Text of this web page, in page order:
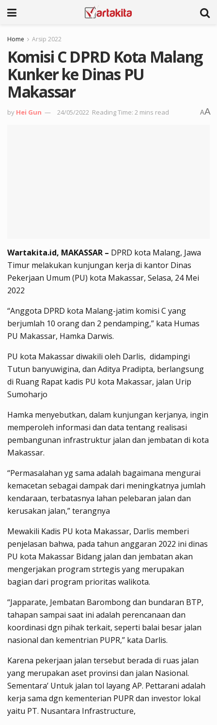
Home Arsip 2022
Komisi C DPRD Kota Malang
Kunker ke Dinas PU
Makassar
by Hei Gun 24/05/2022 Reading Time: 2 mins read AA
Wartakita.id, MAKASSAR – DPRD kota Malang, Jawa
Timur melakukan kunjungan kerja di kantor Dinas
Pekerjaan Umum (PU) kota Makassar, Selasa, 24 Mei
2022
“Anggota DPRD kota Malang-jatim komisi C yang
berjumlah 10 orang dan 2 pendamping,” kata Humas
PU Makassar, Hamka Darwis.
PU kota Makassar diwakili oleh Darlis, didampingi
Tutun banyuwigina, dan Aditya Pradipta, berlangsung
di Ruang Rapat kadis PU kota Makassar, jalan Urip
Sumoharjo
Hamka menyebutkan, dalam kunjungan kerjanya, ingin
memperoleh informasi dan data tentang realisasi
pembangunan infrastruktur jalan dan jembatan di kota
Makassar.
“Permasalahan yg sama adalah bagaimana mengurai
kemacetan sebagai dampak dari meningkatnya jumlah
kendaraan, terbatasnya lahan pelebaran jalan dan
kerusakan jalan,” terangnya
Mewakili Kadis PU kota Makassar, Darlis memberi
penjelasan bahwa, pada tahun anggaran 2022 ini dinas
PU kota Makassar Bidang jalan dan jembatan akan
mengerjakan program strtegis yang merupakan
bagian dari program prioritas walikota.
“Japparate, Jembatan Barombong dan bundaran BTP,
tahapan sampai saat ini adalah perencanaan dan
koordinasi dgn pihak terkait, seperti balai besar jalan
nasional dan kementrian PUPR,” kata Darlis.
Karena pekerjaan jalan tersebut berada di ruas jalan
yang merupakan aset provinsi dan jalan Nasional.
Sementara’ Untuk jalan tol layang AP. Pettarani adalah
kerja sama dgn kementerian PUPR dan investor lokal
yaitu PT. Nusantara Infrastructure,